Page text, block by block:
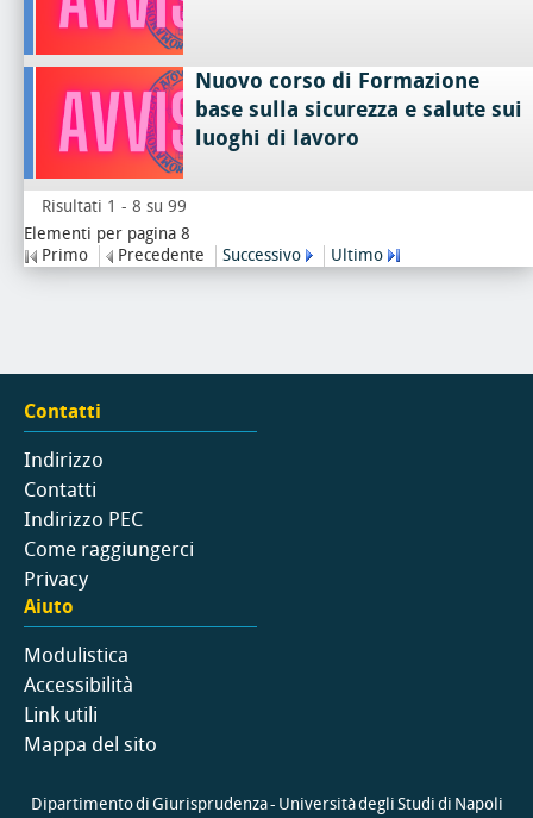
Nuovo corso di Formazione
base sulla sicurezza e salute sui
luoghi di lavoro
Risultati 1 - 8 su 99
Elementi per pagina 8
Primo
Precedente Successivo Ultimo
Contatti
Indirizzo
Contatti
Indirizzo PEC
Come raggiungerci
Privacy
Aiuto
Modulistica
Accessibilità
Link utili
Mappa del sito
Dipartimento di Giurisprudenza - Università degli Studi di Napoli